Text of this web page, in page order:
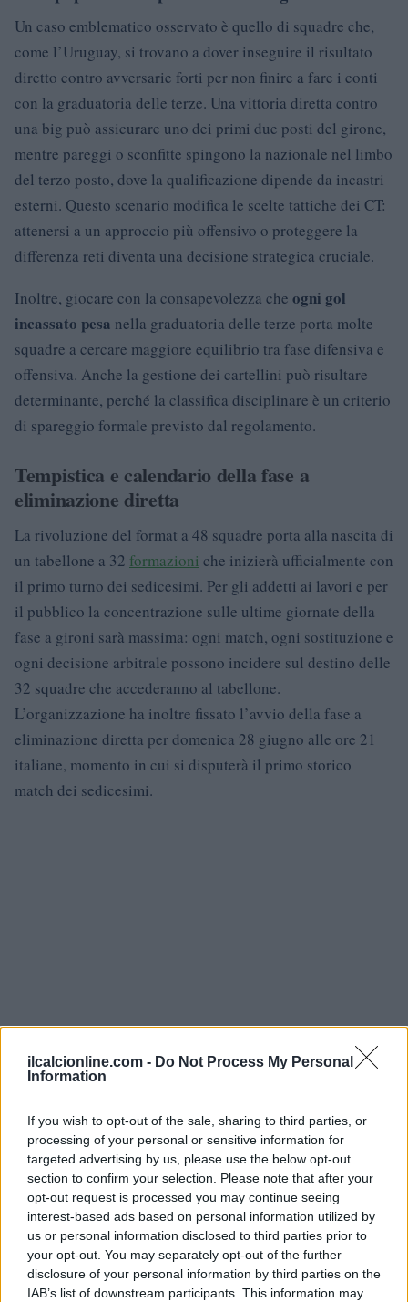
ilcalcionline.com - Do Not Process My Personal
Information
If you wish to opt-out of the sale, sharing to third parties, or
processing of your personal or sensitive information for
targeted advertising by us, please use the below opt-out
section to confirm your selection. Please note that after your
opt-out request is processed you may continue seeing
interest-based ads based on personal information utilized by
us or personal information disclosed to third parties prior to
your opt-out. You may separately opt-out of the further
disclosure of your personal information by third parties on the
IAB’s list of downstream participants. This information may
Un caso emblematico osservato è quello di squadre che,
come l’Uruguay, si trovano a dover inseguire il risultato
diretto contro avversarie forti per non finire a fare i conti
con la graduatoria delle terze. Una vittoria diretta contro
una big può assicurare uno dei primi due posti del girone,
mentre pareggi o sconfitte spingono la nazionale nel limbo
del terzo posto, dove la qualificazione dipende da incastri
esterni. Questo scenario modifica le scelte tattiche dei CT:
attenersi a un approccio più offensivo o proteggere la
differenza reti diventa una decisione strategica cruciale.
Inoltre, giocare con la consapevolezza che ogni gol
incassato pesa nella graduatoria delle terze porta molte
squadre a cercare maggiore equilibrio tra fase difensiva e
offensiva. Anche la gestione dei cartellini può risultare
determinante, perché la classifica disciplinare è un criterio
di spareggio formale previsto dal regolamento.
Tempistica e calendario della fase a
eliminazione diretta
La rivoluzione del format a 48 squadre porta alla nascita di
un tabellone a 32 formazioni che inizierà ufficialmente con
il primo turno dei sedicesimi. Per gli addetti ai lavori e per
il pubblico la concentrazione sulle ultime giornate della
fase a gironi sarà massima: ogni match, ogni sostituzione e
ogni decisione arbitrale possono incidere sul destino delle
32 squadre che accederanno al tabellone.
L’organizzazione ha inoltre fissato l’avvio della fase a
eliminazione diretta per domenica 28 giugno alle ore 21
italiane, momento in cui si disputerà il primo storico
match dei sedicesimi.
La combinazione di regole tecniche, nuove certezze legate
al formato e la presenza delle otto migliori terze crea un
torneo ricco di incognite: allenatori e squadre dovranno
calcolare non solo i propri risultati, ma anche gli scenari
possibili negli altri gironi per ottimizzare le chance di
proseguire la corsa mondiale.